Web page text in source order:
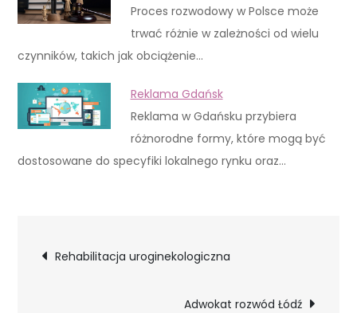
Proces rozwodowy w Polsce może
trwać różnie w zależności od wielu
czynników, takich jak obciążenie…
Reklama Gdańsk
Reklama w Gdańsku przybiera
różnorodne formy, które mogą być
dostosowane do specyfiki lokalnego rynku oraz…
Nawigacja
Rehabilitacja uroginekologiczna
Adwokat rozwód Łódź